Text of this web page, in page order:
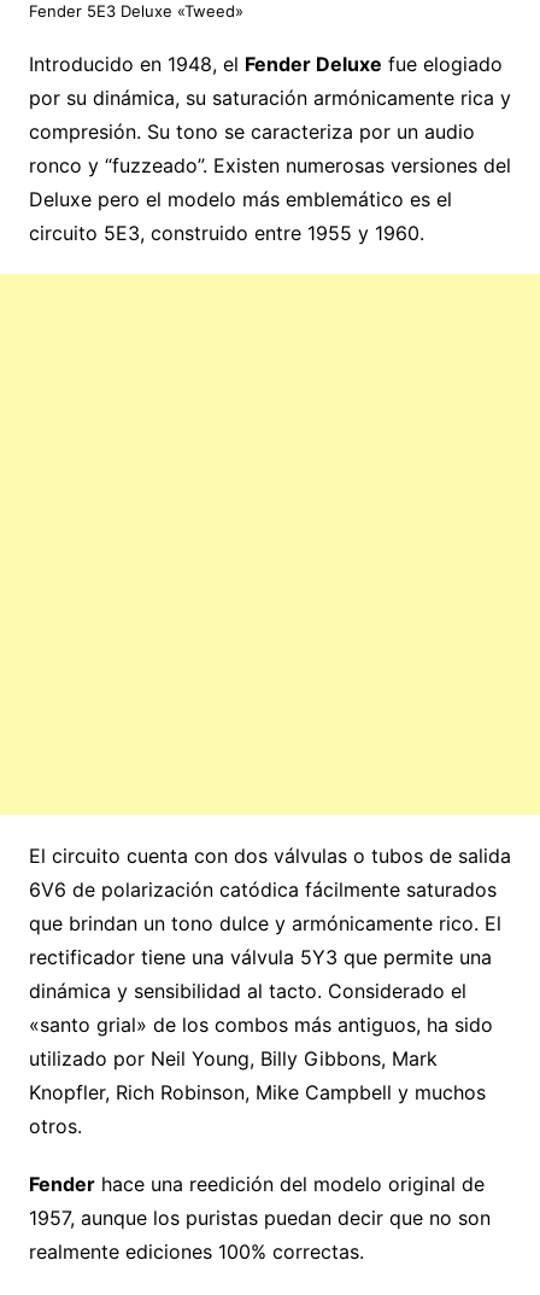
Fender 5E3 Deluxe «Tweed»
Introducido en 1948, el Fender Deluxe fue elogiado
por su dinámica, su saturación armónicamente rica y
compresión. Su tono se caracteriza por un audio
ronco y “fuzzeado”. Existen numerosas versiones del
Deluxe pero el modelo más emblemático es el
circuito 5E3, construido entre 1955 y 1960.
El circuito cuenta con dos válvulas o tubos de salida
6V6 de polarización catódica fácilmente saturados
que brindan un tono dulce y armónicamente rico. El
rectificador tiene una válvula 5Y3 que permite una
dinámica y sensibilidad al tacto. Considerado el
«santo grial» de los combos más antiguos, ha sido
utilizado por Neil Young, Billy Gibbons, Mark
Knopfler, Rich Robinson, Mike Campbell y muchos
otros.
Fenderhace una reedición del modelo original de
1957, aunque los puristas puedan decir que no son
realmente ediciones 100% correctas.